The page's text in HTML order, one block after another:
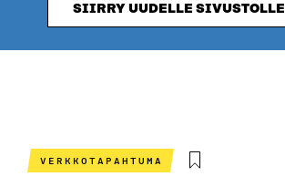
SIIRRY UUDELLE SIVUSTOLLE
VERKKOTAPAHTUMA